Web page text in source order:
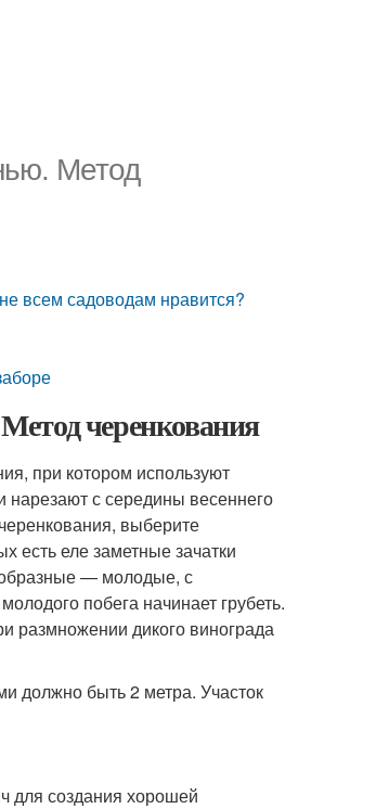
Метод
всем садоводам нравится?
черенкования
при котором используют
нарезают с середины весеннего
выберите
есть еле заметные зачатки
— молодые, с
побега начинает грубеть.
размножении дикого винограда
должно быть 2 метра. Участок
для создания хорошей